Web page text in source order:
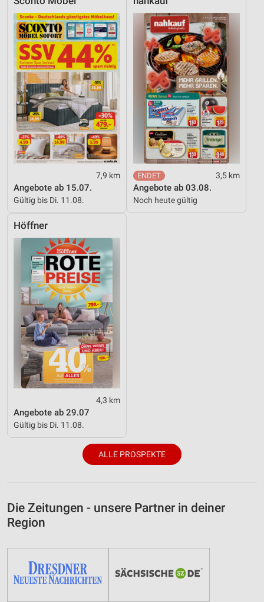
7,9 km
Angebote ab 15.07.
Gültig bis Di. 11.08.
3,5 km
Angebote ab 03.08.
Noch heute gültig
Höffner
4,3 km
Angebote ab 29.07
Gültig bis Di. 11.08.
ALLE PROSPEKTE
Die Zeitungen - unsere Partner in deiner
Region